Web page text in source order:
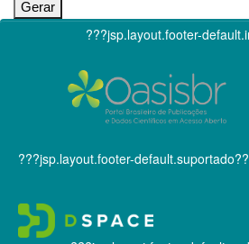
???jsp.layout.footer-
???jsp.layout.footer-